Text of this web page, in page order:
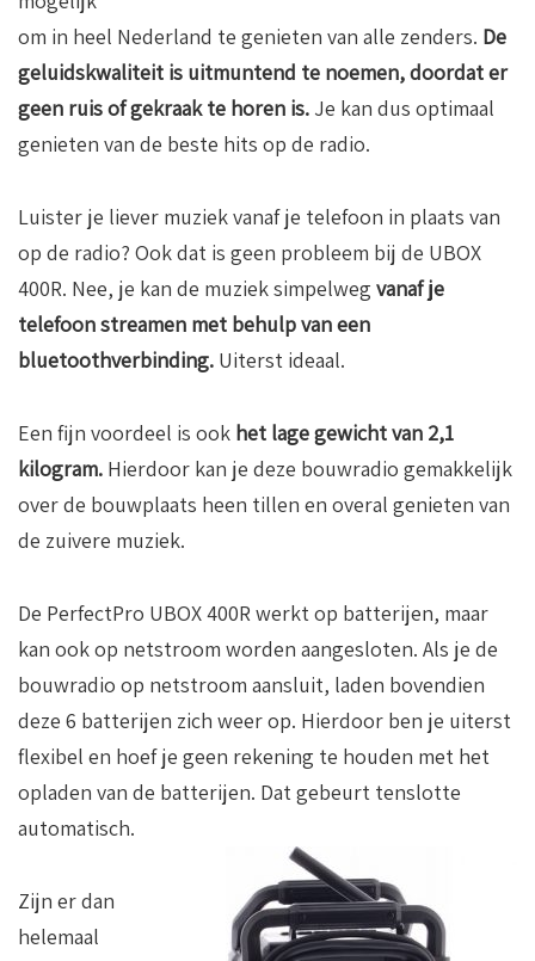
om in heel Nederland te genieten van alle zenders. De
geluidskwaliteit is uitmuntend te noemen, doordat er
geen ruis of gekraak te horen is. Je kan dus optimaal
genieten van de beste hits op de radio.
Luister je liever muziek vanaf je telefoon in plaats van
op de radio? Ook dat is geen probleem bij de UBOX
400R. Nee, je kan de muziek simpelweg vanaf je
telefoon streamen met behulp van een
bluetoothverbinding. Uiterst ideaal.
Een fijn voordeel is ook het lage gewicht van 2,1
kilogram. Hierdoor kan je deze bouwradio gemakkelijk
over de bouwplaats heen tillen en overal genieten van
de zuivere muziek.
De PerfectPro UBOX 400R werkt op batterijen, maar
kan ook op netstroom worden aangesloten. Als je de
bouwradio op netstroom aansluit, laden bovendien
deze 6 batterijen zich weer op. Hierdoor ben je uiterst
flexibel en hoef je geen rekening te houden met het
opladen van de batterijen. Dat gebeurt tenslotte
automatisch.
Zijn er dan
helemaal